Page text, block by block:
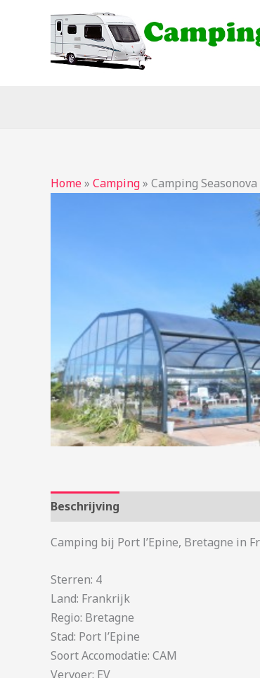
Home» Camping» Camping
Beschrijving
Camping bij Port l’Epine, Bretagne in
Sterren: 4
Land: Frankrijk
Regio: Bretagne
Stad: Port l’Epine
Soort Accomodatie: CAM
Vervoer: EV